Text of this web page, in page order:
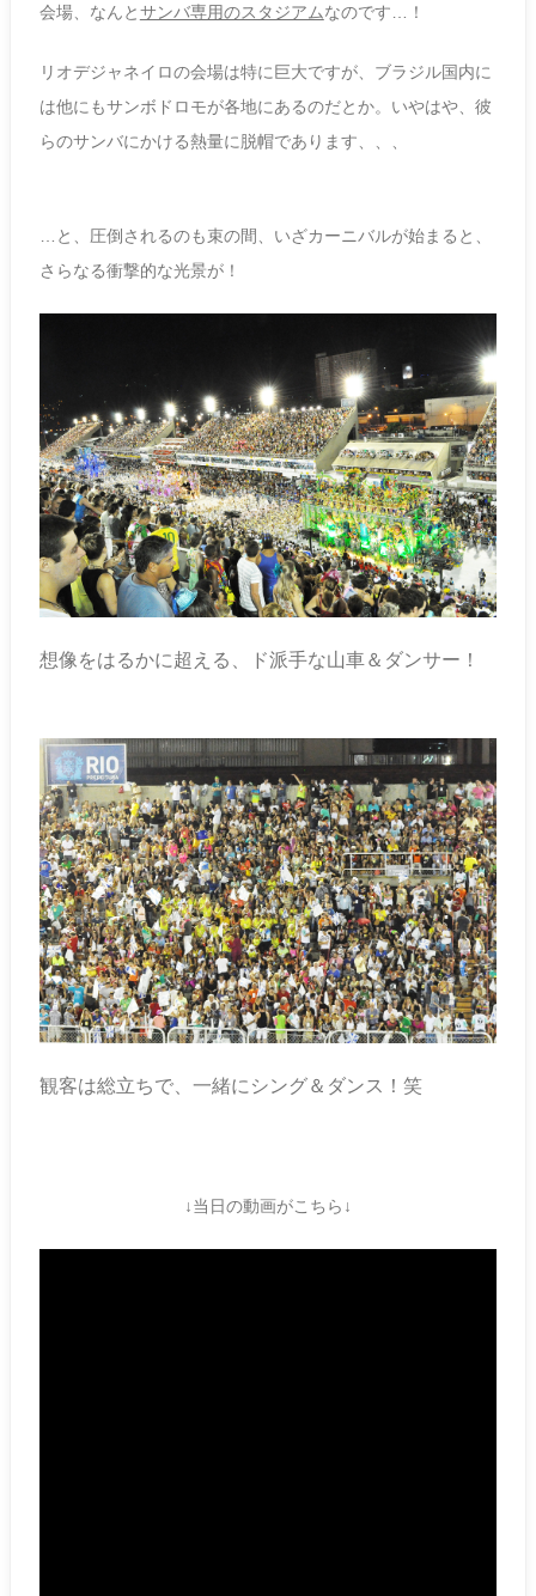
会場、なんとサンバ専用のスタジアムなのです…！
リオデジャネイロの会場は特に巨大ですが、ブラジル国内に
は他にもサンボドロモが各地にあるのだとか。いやはや、彼
らのサンバにかける熱量に脱帽であります、、、
…と、圧倒されるのも束の間、いざカーニバルが始まると、
さらなる衝撃的な光景が！
想像をはるかに超える、ド派手な山車＆ダンサー！
観客は総立ちで、一緒にシング＆ダンス！笑
↓当日の動画がこちら↓